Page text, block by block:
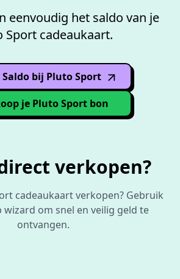
eenvoudig het saldo van je
Sport cadeaukaart.
Saldo bij Pluto Sport
(opens innew window
je Pluto Sport bon
verkopen?
cadeaukaart verkopen? Gebruik
wizard om snel en veilig geld te
ontvangen.